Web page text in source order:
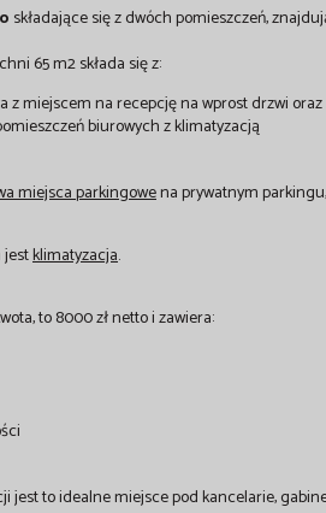
składające się z dwóch pomieszczeń,
65 m2 składa się z:
z miejscem na recepcję na wprost drzwi
biurowych z klimatyzacją
miejsca parkingowena prywatnym
jestklimatyzacja.
to 8000 zł netto i zawiera:
jest to idealne miejsce pod kancelarie,